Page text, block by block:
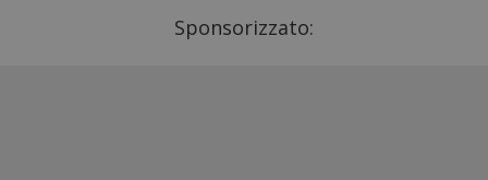
Sponsorizzato: